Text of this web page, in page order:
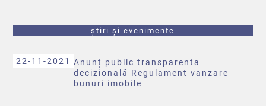
știri și evenimente
22-11-2021
Anunț public transparenta
decizională Regulament vanzare
bunuri imobile